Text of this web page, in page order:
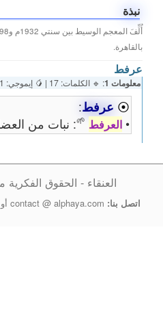
نبذة
بالقاهرة.
عرفط
معلومات 1 : 🔹 الكلمات: 17 | 🥭 إيموجي: 1 | 🎭 المشتقات: 1
⦿ عرفط:
• العرفط 🌱: نبات من
العنقاء - الحقوق الفكرية محفوظة
اتصل بنا: contact @ alphaya.com أو alphaya.contact @ gmail.com